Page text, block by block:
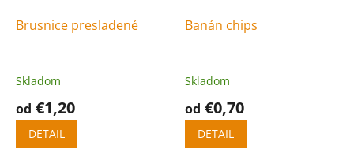
Brusnice presladené
Skladom
od €1,20
DETAIL
Banán chips
Skladom
od €0,70
DETAIL